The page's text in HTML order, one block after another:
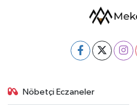
Nöbetçi Eczaneler